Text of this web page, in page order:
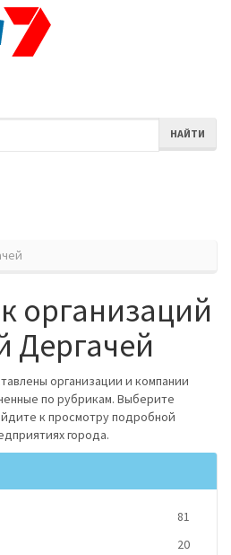
НАЙТИ
организаций
Дергачей
организации и компании
по рубрикам. Выберите
к просмотру подробной
города.
81
20